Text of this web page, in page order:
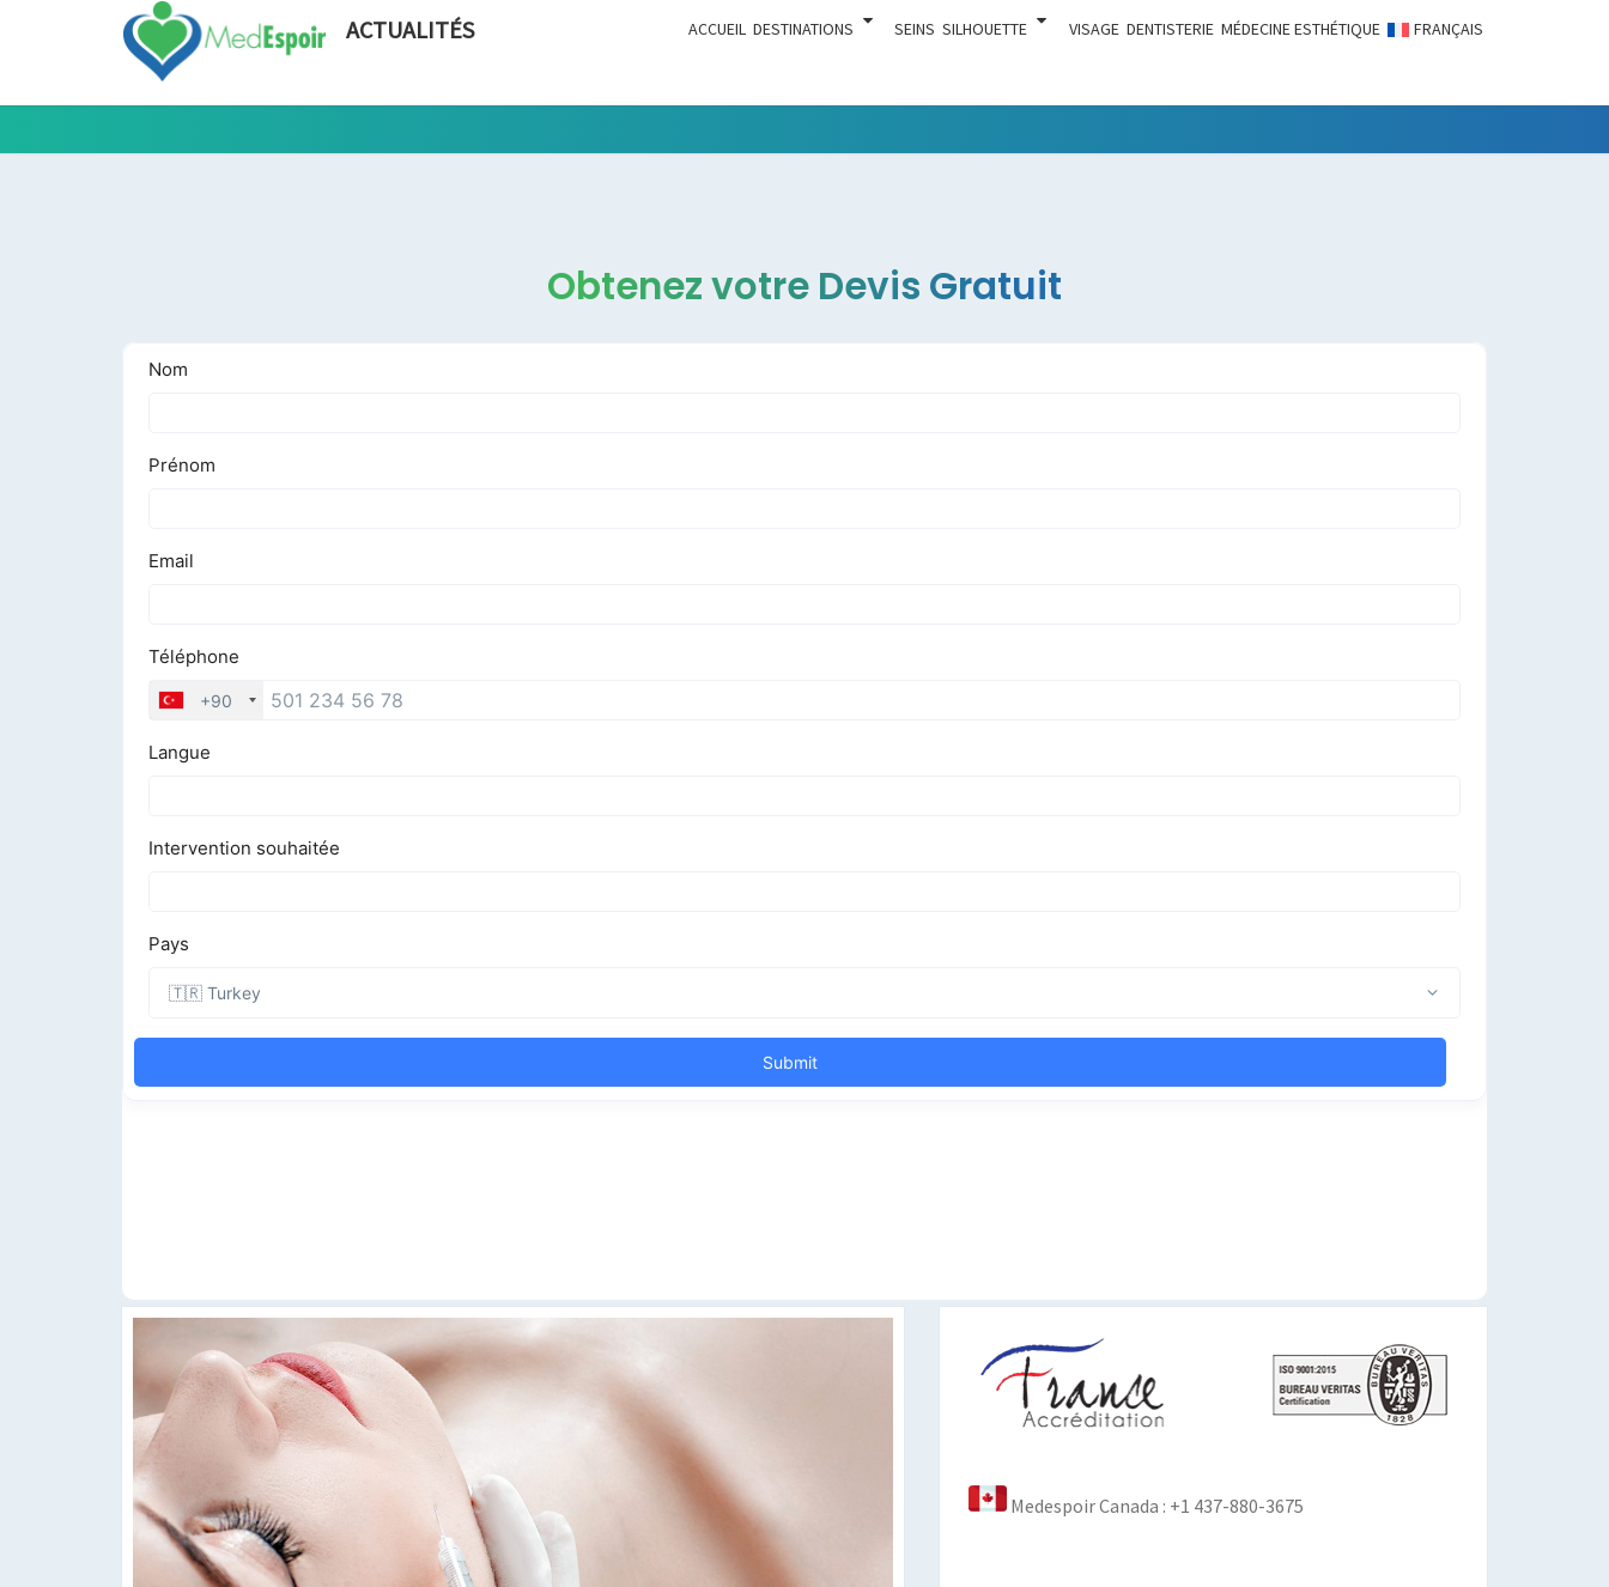
ACTUALITÉS ACCUEIL DESTINATIONS SEINS SILHOUETTE VISAGE DENTISTERIE MÉDECINE ESTHÉTIQUE FRANÇAIS
Tout Ce
Chirurgie
Esthétique
Obtenez votre Devis Gratuit
Medespoir Canada : +1 437-880-3675